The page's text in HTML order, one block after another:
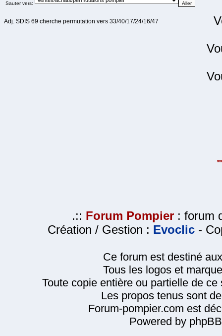
Sauter vers:
Adj. SDIS 69 cherche permutation vers 33/40/17/24/16/47
.:: Forum Pompier : forum
Création / Gestion : Evoclic -
Ce forum est destiné
Tous les logos et
Toute copie entière ou partielle de
Les propos tenus sont
Forum-pompier.com est
Powered by